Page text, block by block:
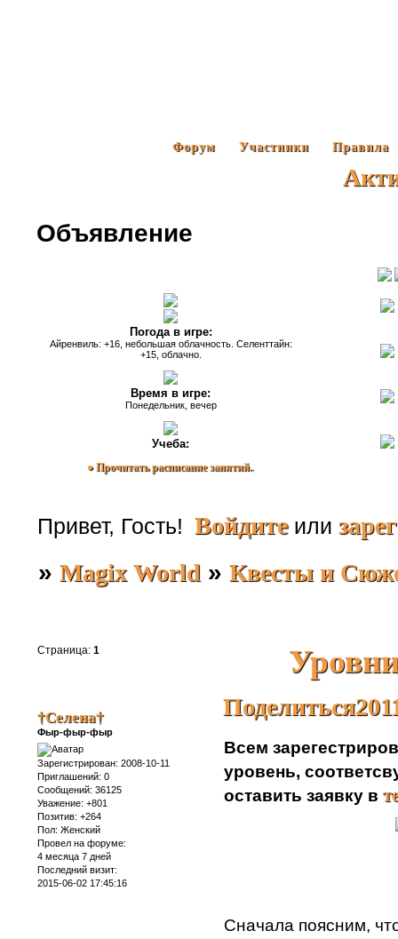
Форум Участники Правила
Объявление
Погода в игре:
Айренвиль: +16, небольшая облачность. Селенттайн:
+15, облачно.
Время в игре:
Понедельник, вечер
Учеба:
● Прочитать расписание занятий..
Привет, Гость! Войдитеили
»Magix World »Квесты и
Страница:1
Поделиться
†Селена†
Фыр-фыр-фыр
Зарегистрирован: 2008-10-11
Приглашений: 0
Сообщений: 36125
Уважение: +801
Позитив: +264
Пол: Женский
Провел на форуме:
4 месяца 7 дней
Последний визит:
2015-06-02 17:45:16
Всем
уровень,
оставить заявку в
Сначала поясним,